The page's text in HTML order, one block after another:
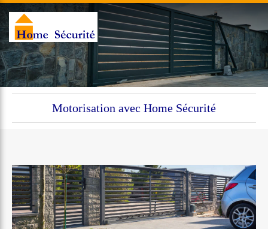
Motorisation avec Home Sécurité